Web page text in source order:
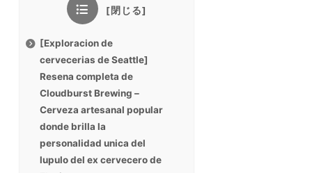
[Exploracion de
cervecerias de Seattle]
Resena completa de
Cloudburst Brewing –
Cerveza artesanal popular
donde brilla la
personalidad unica del
lupulo del ex cervecero de